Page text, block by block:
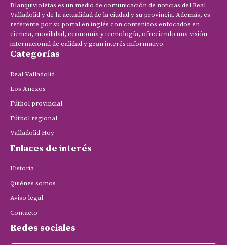
Blanquivioletas es un medio de comunicación de noticias del Real
Valladolid y de la actualidad de la ciudad y su provincia. Además, es
referente por su portal en inglés con contenidos enfocados en
ciencia, movilidad, economía y tecnología, ofreciendo una visión
internacional de calidad y gran interés informativo.
Categorías
Real Valladolid
Los Anexos
Fútbol provincial
Fútbol regional
Valladolid Hoy
Enlaces de interés
Historia
Quiénes somos
Aviso legal
Contacto
Redes sociales